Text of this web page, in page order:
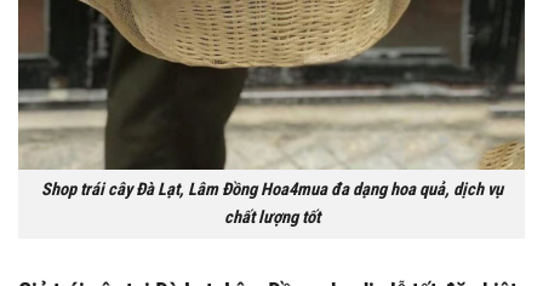
Shop trái cây Đà Lạt, Lâm Đồng Hoa4mua đa dạng hoa quả, dịch vụ
chất lượng tốt